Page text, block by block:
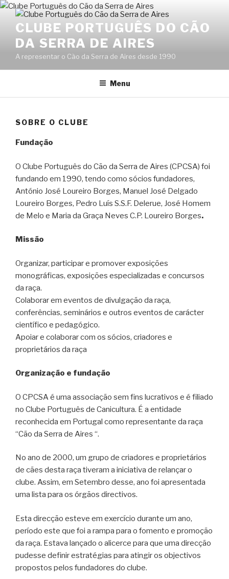
Skip
contentCLUBE PORTUGUÊS DO CÃO
DA SERRA DE AIRES
A representar o Cão da Serra de Aires desde 1990
Menu
SOBRE O CLUBE
Fundação
O Clube Português do Cão da Serra de Aires (CPCSA) foi
fundando em 1990, tendo como sócios fundadores,
António José Loureiro Borges, Manuel José Delgado
Loureiro Borges, Pedro Luís S.S.F. Delerue, José Homem
de Melo e Maria da Graça Neves C.P. Loureiro Borges.
Missão
Organizar, participar e promover exposições
monográficas, exposições especializadas e concursos
da raça.
Colaborar em eventos de divulgação da raça,
conferências, seminários e outros eventos de carácter
científico e pedagógico.
Apoiar e colaborar com os sócios, criadores e
proprietários da raça
Organização e fundação
O CPCSA é uma associação sem fins lucrativos e é filiado
no Clube Português de Canicultura. É a entidade
reconhecida em Portugal como representante da raça
“Cão da Serra de Aires “.
No ano de 2000, um grupo de criadores e proprietários
de cães desta raça tiveram a iniciativa de relançar o
clube. Assim, em Setembro desse, ano foi apresentada
uma lista para os órgãos directivos.
Esta direcção esteve em exercício durante um ano,
período este que foi a rampa para o fomento e promoção
da raça. Estava lançado o alicerce para que uma direcção
pudesse definir estratégias para atingir os objectivos
propostos pelos fundadores do clube.